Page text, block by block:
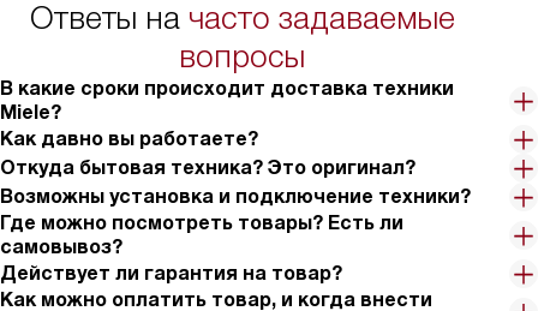
Ответы на часто задаваемые
вопросы
В какие сроки происходит доставка техники
Miele?
Как давно вы работаете?
Откуда бытовая техника? Это оригинал?
Возможны установка и подключение техники?
Где можно посмотреть товары? Есть ли
самовывоз?
Действует ли гарантия на товар?
Как можно оплатить товар, и когда внести